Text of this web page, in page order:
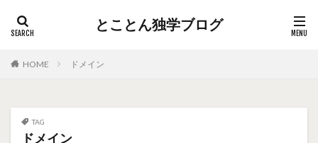
とことん独学ブログ
HOME ドメイン
TAG
ドメイン